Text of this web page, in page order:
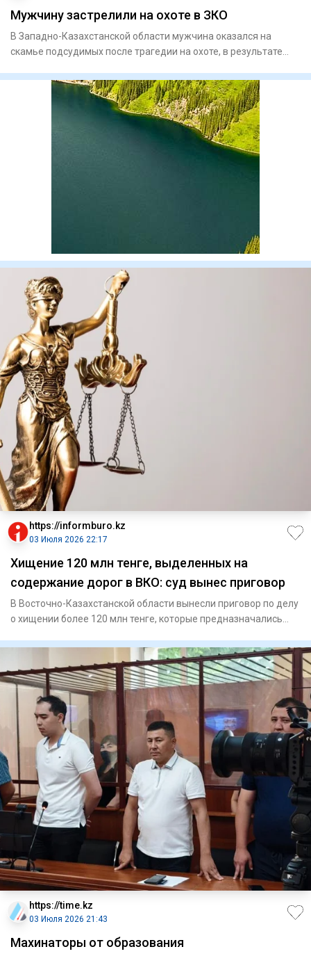
Мужчину застрелили на охоте в ЗКО
В Западно-Казахстанской области мужчина оказался на
скамье подсудимых после трагедии на охоте, в результате
https://informburo.kz
03 Июля 2026 22:17
Хищение 120 млн тенге, выделенных на
содержание дорог в ВКО: суд вынес приговор
В Восточно-Казахстанской области вынесли приговор по делу
о хищении более 120 млн тенге, которые предназначались
https://time.kz
03 Июля 2026 21:43
Махинаторы от образования